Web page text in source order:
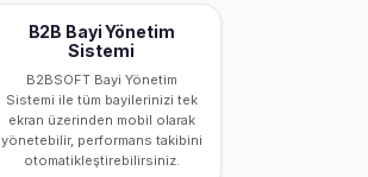
B2B Bayi Yönetim
Sistemi
B2BSOFT Bayi Yönetim
Sistemi ile tüm bayilerinizi tek
ekran üzerinden mobil olarak
yönetebilir, performans takibini
otomatikleştirebilirsiniz.